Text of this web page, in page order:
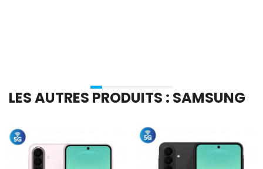
LES AUTRES PRODUITS : SAMSUNG